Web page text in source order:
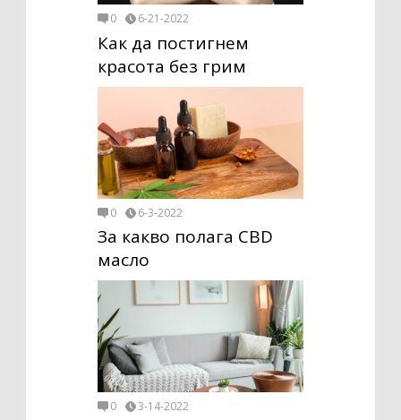
0 6-21-2022
Как да постигнем
красота без грим
0 6-3-2022
За какво полага CBD
масло
0 3-14-2022